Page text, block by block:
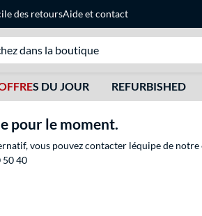
des retoursAideetcontact
S DU JOUR REFURBISHED
pour le moment.
vous pouvez contacter léquipe de
50 40